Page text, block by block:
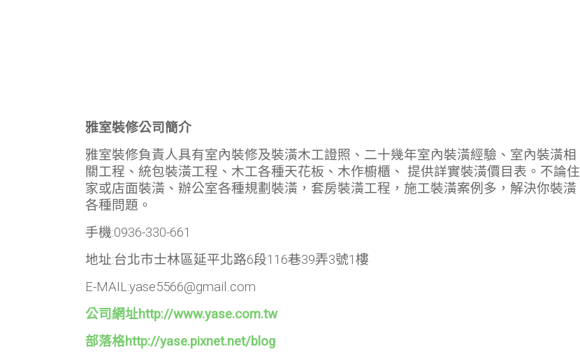
雅室裝修公司簡介
雅室裝修負責人具有室內裝修及裝潢木工證照、二十幾年室內裝潢經驗、室內裝潢相
關工程、統包裝潢工程、木工各種天花板、木作櫥櫃、 提供詳實裝潢價目表。不論住
家或店面裝潢、辦公室各種規劃裝潢，套房裝潢工程，施工裝潢案例多，解決你裝潢
各種問題。
手機:0936-330-661
地址:台北市士林區延平北路6段116巷39弄3號1樓
E-MAIL:yase5566@gmail.com
公司網址http://www.yase.com.tw
部落格http://yase.pixnet.net/blog